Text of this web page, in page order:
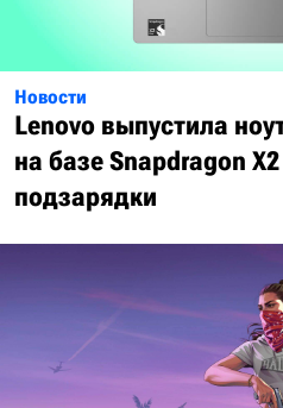
Новости
Lenovo выпустила
на базе Snapdragon
подзарядки